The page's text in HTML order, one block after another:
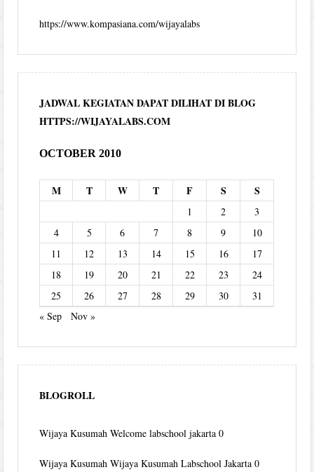
https://www.kompasiana.com/wijayalabs
JADWAL KEGIATAN DAPAT DILIHAT DI BLOG
HTTPS://WIJAYALABS.COM
OCTOBER 2010
M T W T F S S
1 2
3
4
5 6 7 8 9
10
11
12 13 14 15 16
17
18
19 20 21 22 23
24
25
26 27 28 29 30
31
« Sep
Nov »
BLOGROLL
Wijaya Kusumah Welcome labschool jakarta 0
Wijaya Kusumah Wijaya Kusumah Labschool Jakarta 0